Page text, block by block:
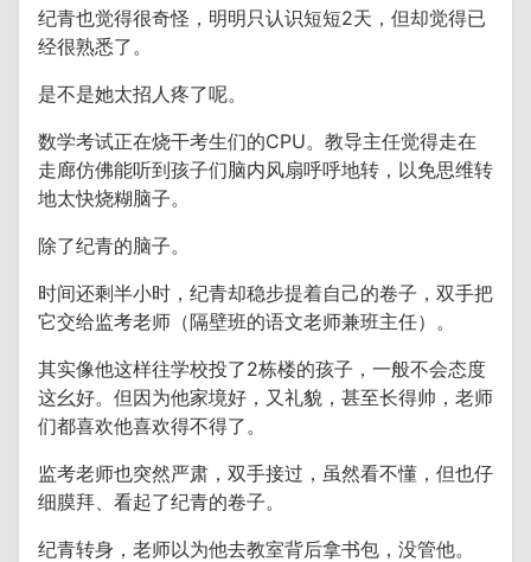
纪青也觉得很奇怪，明明只认识短短2天，但却觉得已
经很熟悉了。
是不是她太招人疼了呢。
数学考试正在烧干考生们的CPU。教导主任觉得走在
走廊仿佛能听到孩子们脑内风扇呼呼地转，以免思维转
地太快烧糊脑子。
除了纪青的脑子。
时间还剩半小时，纪青却稳步提着自己的卷子，双手把
它交给监考老师（隔壁班的语文老师兼班主任）。
其实像他这样往学校投了2栋楼的孩子，一般不会态度
这幺好。但因为他家境好，又礼貌，甚至长得帅，老师
们都喜欢他喜欢得不得了。
监考老师也突然严肃，双手接过，虽然看不懂，但也仔
细膜拜、看起了纪青的卷子。
纪青转身，老师以为他去教室背后拿书包，没管他。